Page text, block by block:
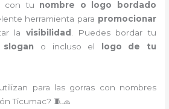
con tu nombre o logo bordado
herramienta para promocionar
la visibilidad
. Puedes bordar tu
slogan o incluso el
logo de tu
para las gorras con nombres
Ticumac? 🧵🧢